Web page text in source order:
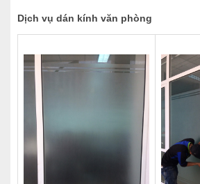
Dịch vụ dán kính văn phòng